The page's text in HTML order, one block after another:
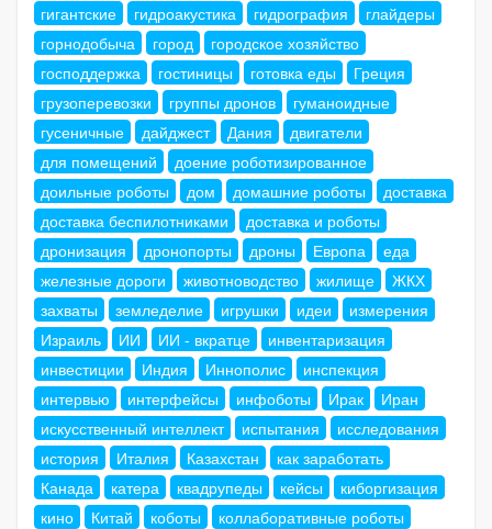
гигантские
гидроакустика гидрография
глайдеры
горнодобыча
город
городское хозяйство
господдержка
гостиницы готовка еды
Греция
грузоперевозки
группы дронов
гуманоидные
гусеничные
дайджест Дания
двигатели
для помещений
доение роботизированное
доильные роботы
дом домашние роботы
доставка
доставка беспилотниками
доставка и роботы
дронизация
дронопорты дроны Европа
еда
железные дороги
животноводство жилище
ЖКХ
захваты
земледелие игрушки идеи
измерения
Израиль
ИИ ИИ - вкратце
инвентаризация
инвестиции
Индия Иннополис
инспекция
интервью
интерфейсы инфоботы Ирак
Иран
искусственный интеллект
испытания
исследования
история
Италия Казахстан
как заработать
Канада
катера квадрупеды кейсы
киборгизация
кино
Китай коботы
коллаборативные роботы